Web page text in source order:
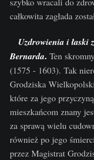
całkowita zagłada
Uzdrowienia i łaski
Bernarda. Ten
(1575 - 1603). Tak
Grodziska
które za jego
mieszkańcom znany
za sprawą wielu
również po jego
przez Magistrat